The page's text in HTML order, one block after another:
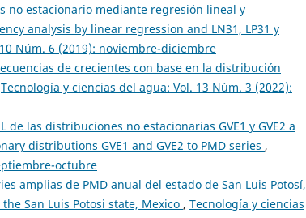
no estacionario mediante regresión lineal y
analysis by linear regression and LN31, LP31 y
Núm. 6 (2019): noviembre-diciembre
de crecientes con base en la distribución
Tecnología y ciencias del agua: Vol. 13 Núm. 3 (2022):
de las distribuciones no estacionarias GVE1 y GVE2 a
distributions GVE1 and GVE2 to PMD series ,
octubre
amplias de PMD anual del estado de San Luis Potosí,
San Luis Potosi state, Mexico , Tecnología y ciencias